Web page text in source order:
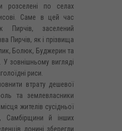
розселені по селах
Саме в цей час
Пирчів, заселений
Пирчів, як і прізвища
Болюк, Буджерин та
зовнішньому вигляді
риси.
втрату дешевої
та землевласники
жителів сусідньої
Самбірщини й інших
донині зберегли